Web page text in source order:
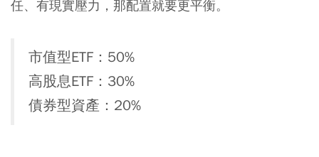
任、有現實壓力，那配置就要更平衡。
市值型ETF：50%
高股息ETF：30%
債券型資產：20%